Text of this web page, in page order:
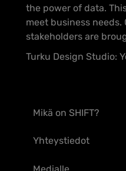
the power of data.
meet business
stakeholders are
Turku Design Studio:
Mikä on SHIFT?
Yhteystiedot